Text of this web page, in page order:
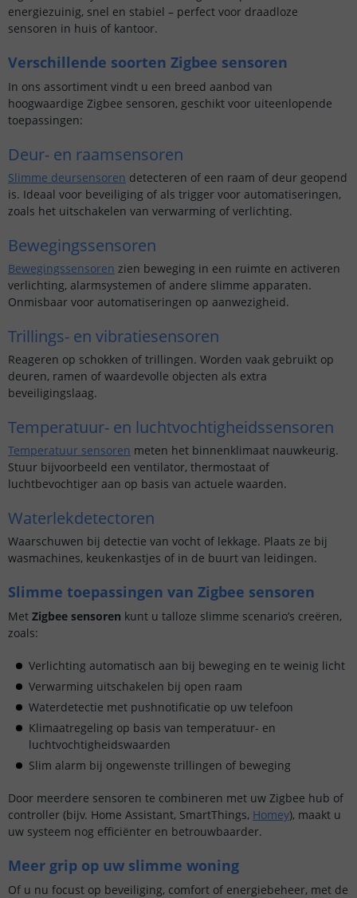
energiezuinig, snel en stabiel – perfect voor draadloze
sensoren in huis of kantoor.
Verschillende soorten Zigbee sensoren
In ons assortiment vindt u een breed aanbod van
hoogwaardige Zigbee sensoren, geschikt voor uiteenlopende
toepassingen:
Deur- en raamsensoren
Slimme deursensoren detecteren of een raam of deur geopend
is. Ideaal voor beveiliging of als trigger voor automatiseringen,
zoals het uitschakelen van verwarming of verlichting.
Bewegingssensoren
Bewegingssensoren zien beweging in een ruimte en activeren
verlichting, alarmsystemen of andere slimme apparaten.
Onmisbaar voor automatiseringen op aanwezigheid.
Trillings- en vibratiesensoren
Reageren op schokken of trillingen. Worden vaak gebruikt op
deuren, ramen of waardevolle objecten als extra
beveiligingslaag.
Temperatuur- en luchtvochtigheidssensoren
Temperatuur sensoren meten het binnenklimaat nauwkeurig.
Stuur bijvoorbeeld een ventilator, thermostaat of
luchtbevochtiger aan op basis van actuele waarden.
Waterlekdetectoren
Waarschuwen bij detectie van vocht of lekkage. Plaats ze bij
wasmachines, keukenkastjes of in de buurt van leidingen.
Slimme toepassingen van Zigbee sensoren
Met Zigbee sensoren kunt u talloze slimme scenario’s creëren,
zoals:
Verlichting automatisch aan bij beweging en te weinig licht
Verwarming uitschakelen bij open raam
Waterdetectie met pushnotificatie op uw telefoon
Klimaatregeling op basis van temperatuur- en
luchtvochtigheidswaarden
Slim alarm bij ongewenste trillingen of beweging
Door meerdere sensoren te combineren met uw Zigbee hub of
controller (bijv. Home Assistant, SmartThings, Homey), maakt u
uw systeem nog efficiënter en betrouwbaarder.
Meer grip op uw slimme woning
Of u nu focust op beveiliging, comfort of energiebeheer, met de